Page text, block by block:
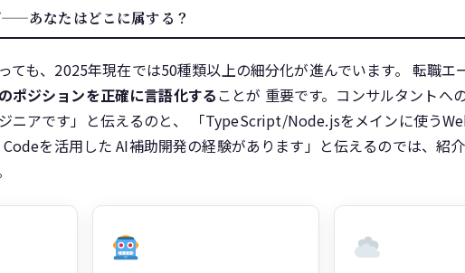
あなたはどこに属する？
ても、2025年現在では50種類以上の細分化が進んでいます。 転職エ
ポジションを正確に言語化することが 重要です。コンサルタントへ
ニアです」と伝えるのと、 「TypeScript/Node.jsをメインに使う
を活用した AI補助開発の経験があります」と伝えるのでは、紹